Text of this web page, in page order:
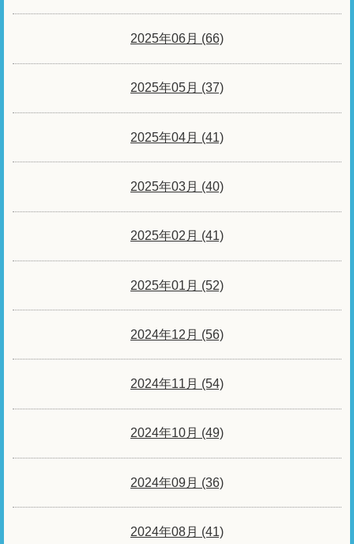
2025年06月 (66)
2025年05月 (37)
2025年04月 (41)
2025年03月 (40)
2025年02月 (41)
2025年01月 (52)
2024年12月 (56)
2024年11月 (54)
2024年10月 (49)
2024年09月 (36)
2024年08月 (41)